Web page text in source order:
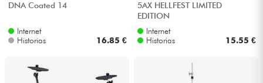
DNA Coated 14
Internet
Historias
16.85 €
5AX HELLFEST LIMITED
EDITION
Internet
Historias
15.55 €